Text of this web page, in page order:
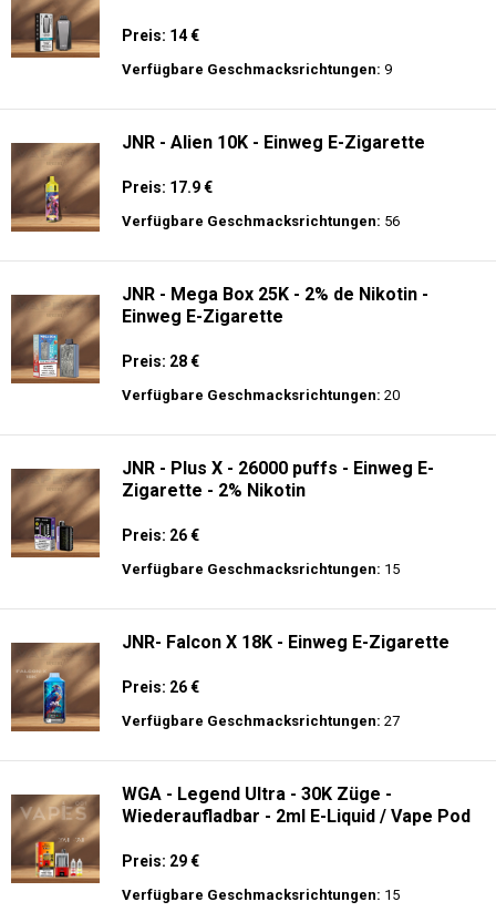
Preis: 14 €
Verfügbare Geschmacksrichtungen: 9
JNR - Alien 10K - Einweg E-Zigarette
Preis: 17.9 €
Verfügbare Geschmacksrichtungen: 56
JNR - Mega Box 25K - 2% de Nikotin -
Einweg E-Zigarette
Preis: 28 €
Verfügbare Geschmacksrichtungen: 20
JNR - Plus X - 26000 puffs - Einweg E-
Zigarette - 2% Nikotin
Preis: 26 €
Verfügbare Geschmacksrichtungen: 15
JNR- Falcon X 18K - Einweg E-Zigarette
Preis: 26 €
Verfügbare Geschmacksrichtungen: 27
WGA - Legend Ultra - 30K Züge -
Wiederaufladbar - 2ml E-Liquid / Vape Pod
Preis: 29 €
Verfügbare Geschmacksrichtungen: 15